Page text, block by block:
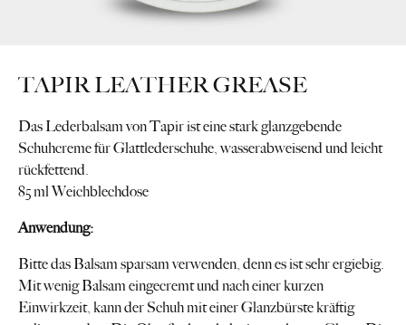
TAPIR LEATHER GREASE
Das Lederbalsam von Tapir ist eine stark glanzgebende
Schuhcreme für Glattlederschuhe, wasserabweisend und leicht
rückfettend.
85 ml Weichblechdose
Anwendung:
Bitte das Balsam sparsam verwenden, denn es ist sehr ergiebig.
Mit wenig Balsam eingecremt und nach einer kurzen
Einwirkzeit, kann der Schuh mit einer Glanzbürste kräftig